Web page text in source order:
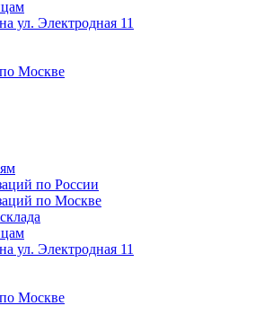
ул. Электродная 11
по Москве
по России
по Москве
ул. Электродная 11
по Москве